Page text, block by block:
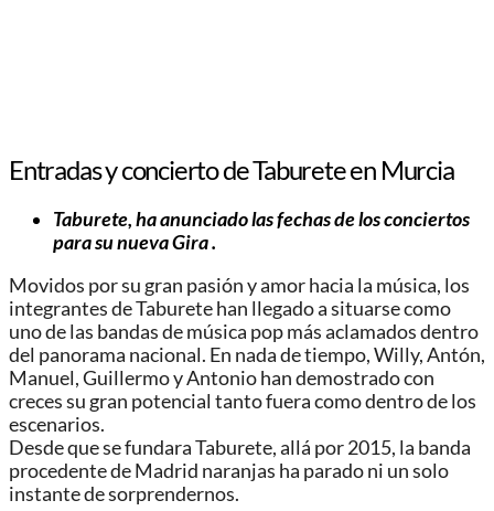
Entradas y concierto de Taburete en Murcia
Taburete, ha anunciado las fechas de los conciertos
para su nueva Gira .
Movidos por su gran pasión y amor hacia la música, los
integrantes de Taburete han llegado a situarse como
uno de las bandas de música pop más aclamados dentro
del panorama nacional. En nada de tiempo, Willy, Antón,
Manuel, Guillermo y Antonio han demostrado con
creces su gran potencial tanto fuera como dentro de los
escenarios.
Desde que se fundara Taburete, allá por 2015, la banda
procedente de Madrid naranjas ha parado ni un solo
instante de sorprendernos.